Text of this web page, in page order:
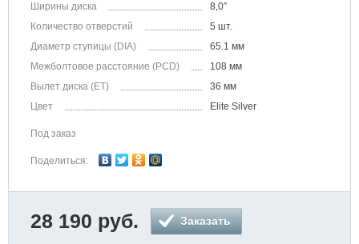
Ширины диска
8,0″
Количество отверстий
5 шт.
Диаметр ступицы (DIA)
65.1 мм
Межболтовое расстояние (PCD)
108 мм
Вылет диска (ET)
36 мм
Цвет
Elite Silver
Под заказ
Поделиться:
28 190 руб. Заказать